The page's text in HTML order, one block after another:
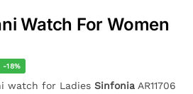
Watch For Women
-18%
watch for Ladies Sinfonia AR11706